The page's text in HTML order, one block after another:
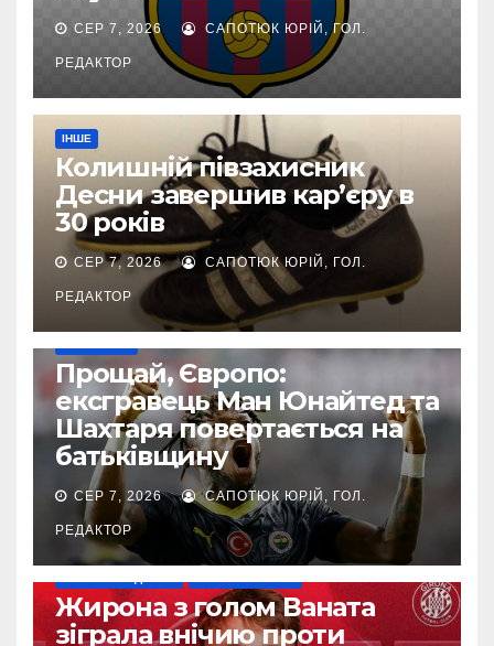
СЕР 7, 2026 САПОТЮК ЮРІЙ, ГОЛ.
РЕДАКТОР
ІНШЕ
Колишній півзахисник
Десни завершив кар’єру в
30 років
СЕР 7, 2026 САПОТЮК ЮРІЙ, ГОЛ.
РЕДАКТОР
Прощай, Європо:
ексгравець Ман Юнайтед та
Шахтаря повертається на
батьківщину
СЕР 7, 2026 САПОТЮК ЮРІЙ, ГОЛ.
РЕДАКТОР
Жирона з голом Ваната
зіграла внічию проти